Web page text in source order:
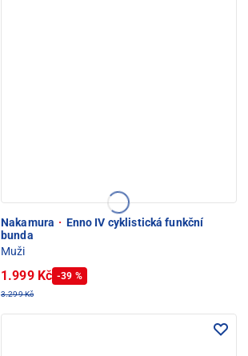
Nakamura · Enno IV cyklistická funkční
bunda
Muži
1.999 Kč -39 %
3.299 Kč